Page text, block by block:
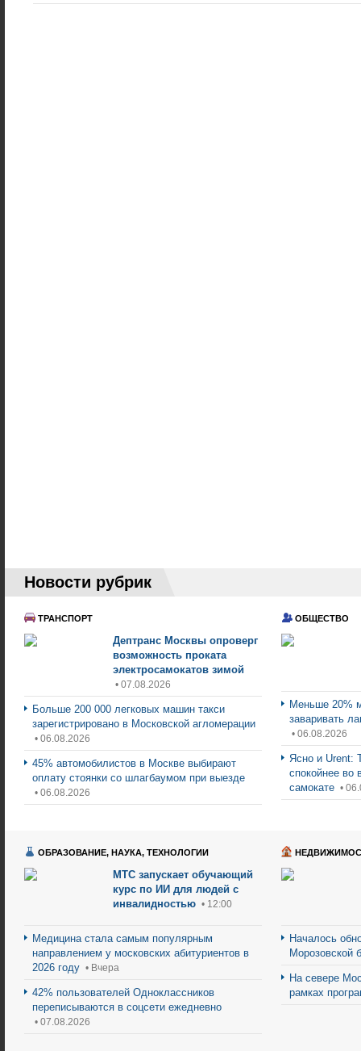
Новости рубрик
ТРАНСПОРТ
Дептранс Москвы опроверг
возможность проката
электросамокатов зимой
• 07.08.2026
Больше 200 000 легковых машин такси
зарегистрировано в Московской агломерации
• 06.08.2026
45% автомобилистов в Москве выбирают
оплату стоянки со шлагбаумом при выезде
• 06.08.2026
ОБЩЕСТВО
Меньше 20%
заваривать
• 06.08.2026
Ясно и Urent:
спокойнее во
самокате •
ОБРАЗОВАНИЕ, НАУКА, ТЕХНОЛОГИИ
МТС запускает обучающий
курс по ИИ для людей с
инвалидностью • 12:00
Медицина стала самым популярным
направлением у московских абитуриентов в
2026 году • Вчера
42% пользователей Одноклассников
переписываются в соцсети ежедневно
• 07.08.2026
Началось
Морозовской
На севере
рамках